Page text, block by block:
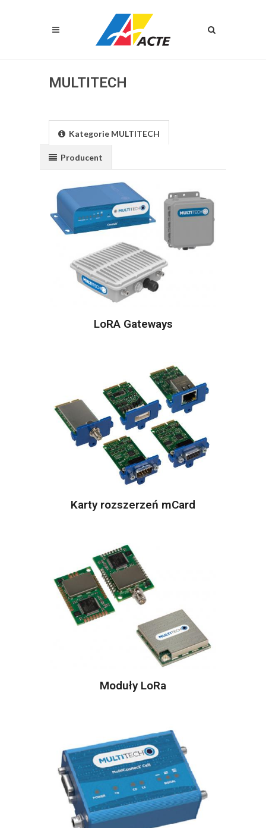
MULTITECH
Kategorie MULTITECH
Producent
LoRA Gateways
Karty rozszerzeń mCard
Moduły LoRa